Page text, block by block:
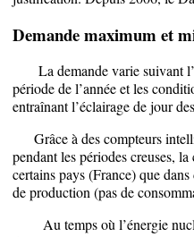
Demande maximum et
La demande varie suivant
période de l’année et les
entraînant l’éclairage de jour
Grâce à des compteurs
pendant les périodes creuses,
certains pays (France) que
de production (pas de
Au temps où l’énergie